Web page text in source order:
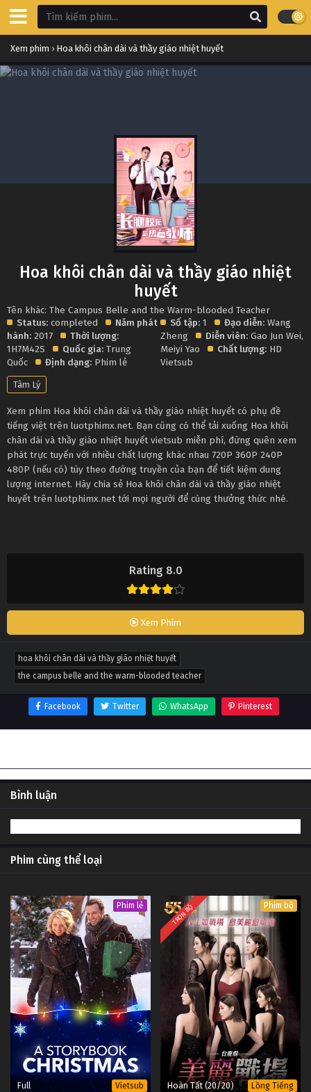
Xem phim › Hoa khôi chân dài và thầy giáo nhiệt huyết
Rating 8.0
Xem Phim
Hoa khôi chân dài và thầy giáo nhiệt
huyết
Tên khác: The Campus Belle and the Warm-blooded Teacher
Status: completed
Năm phát
hành: 2017
Thời lượng:
1H7M42S
Quốc gia: Trung
Quốc
Định dạng: Phim lẻ
Số tập: 1 Đạo diễn: Wang
Zheng
Diễn viên: Gao Jun Wei,
Meiyi Yao
Chất lượng:
Vietsub
Tâm Lý
Xem phim Hoa khôi chân dài và thầy giáo nhiệt huyết có phụ đề
tiếng việt trên luotphimx.net. Bạn cũng có thể tải xuống Hoa khôi
chân dài và thầy giáo nhiệt huyết vietsub miễn phí, đừng quên xem
phát trực tuyến với nhiều chất lượng khác nhau 720P 360P 240P
480P (nếu có) tùy theo đường truyền của bạn để tiết kiệm dung
lượng internet. Hãy chia sẻ Hoa khôi chân dài và thầy giáo nhiệt
huyết trên luotphimx.net tới mọi người để cùng thưởng thức nhé.
hoa khôi chân dài và thầy giáo nhiệt huyết
the campus belle and the warm-blooded teacher
Facebook Twitter WhatsApp Pinterest
Bình luận
Phim cùng thể loại
Phim lẻ
Full Vietsub
TRỌN BỘ Phim bộ
Hoàn Tất (20/20) Lồng Tiếng